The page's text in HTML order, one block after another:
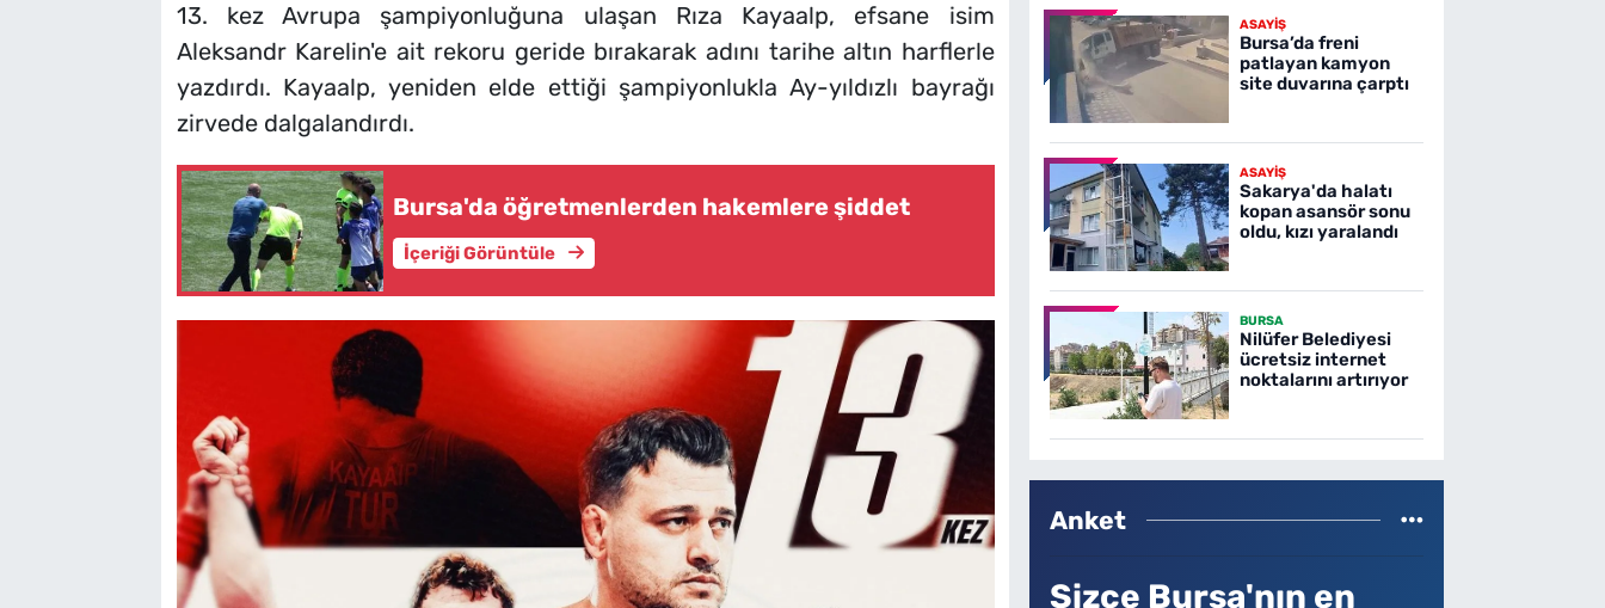
13. kez Avrupa şampiyonluğuna ulaşan Rıza Kayaalp, efsane isim
Aleksandr Karelin'e ait rekoru geride bırakarak adını tarihe altın harflerle
yazdırdı. Kayaalp, yeniden elde ettiği şampiyonlukla Ay-yıldızlı bayrağı
zirvede dalgalandırdı.
Bursa'da öğretmenlerden hakemlere şiddet
İçeriği Görüntüle
ASAYİŞ
Bursa’da freni
patlayan kamyon
site duvarına çarptı
ASAYİŞ
Sakarya'da halatı
kopan asansör sonu
oldu, kızı yaralandı
BURSA
Nilüfer Belediyesi
ücretsiz internet
noktalarını artırıyor
Anket
Sizce Bursa'nın en